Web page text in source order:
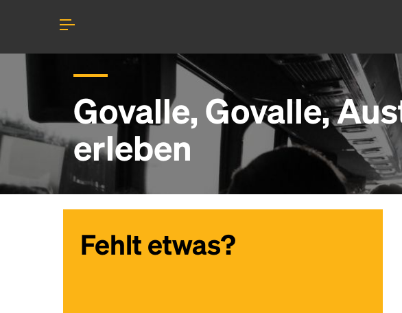
Govalle, Govalle,
erleben
Fehlt etwas?